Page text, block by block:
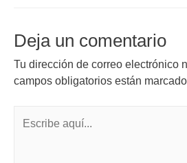
Deja un comentario
Tu dirección de correo electrónico
campos obligatorios están